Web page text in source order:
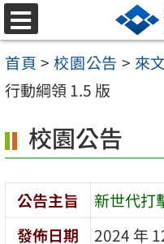
跳
至
主
要
容
區
選
單
首頁 > 校園公告 > 來
行動綱領 1.5 版
校園公告
公告主旨
新世代打
發佈日期
2024 年